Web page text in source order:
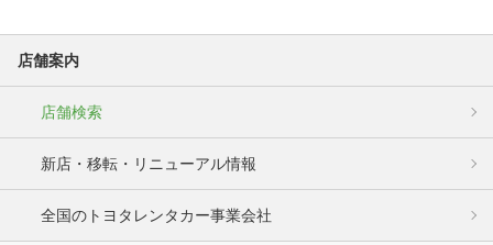
店舗案内
店舗検索
新店・移転・リニューアル情報
全国のトヨタレンタカー事業会社